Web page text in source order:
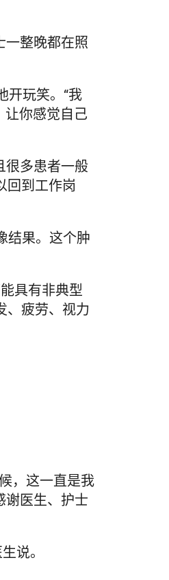
一整晚都在照
开玩笑。“我
让你感觉自己
很多患者一般
回到工作岗
结果。这个肿
具有非典型
、疲劳、视力
，这一直是我
谢医生、护士
说。